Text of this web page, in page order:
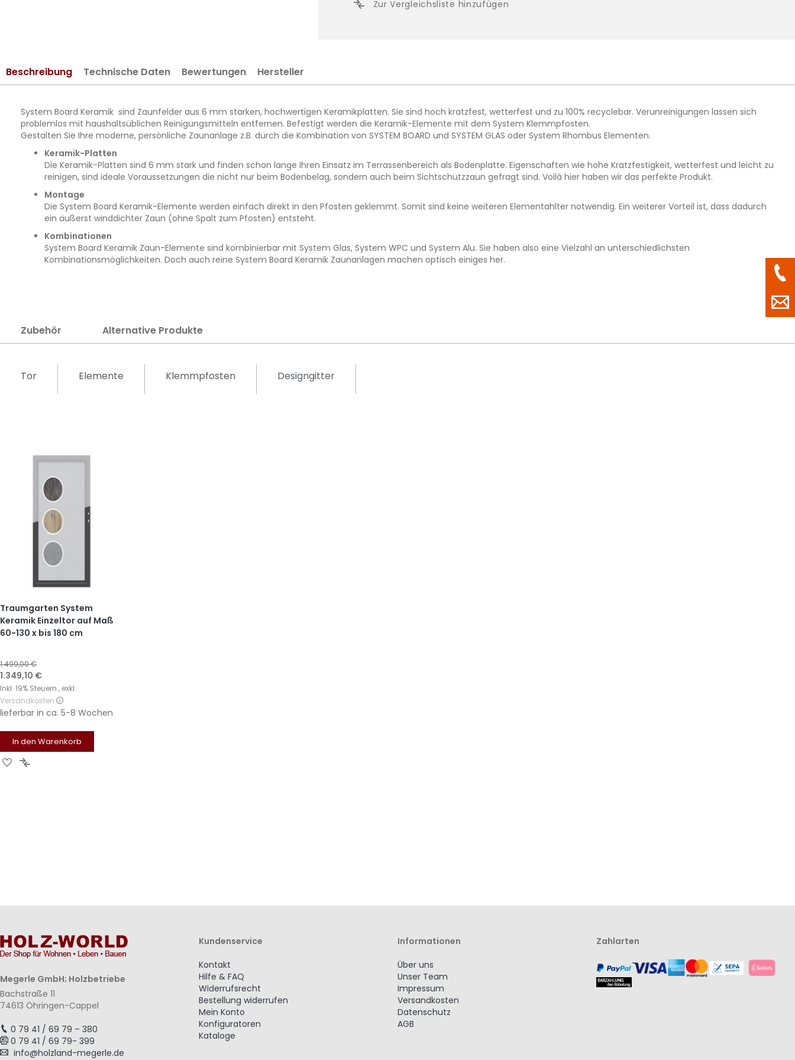
Zur Vergleichsliste hinzufügen
Beschreibung
System Board Keramik sind Zaunfelder aus 6 mm starken, hochwertigen Keramikplatten. Sie sind hoch kratzfest, wetterfest und zu 100% recyclebar. Verunreinigungen lassen sich
problemlos mit haushaltsüblichen Reinigungsmitteln entfernen. Befestigt werden die Keramik-Elemente mit dem System Klemmpfosten.
Gestalten Sie Ihre moderne, persönliche Zaunanlage z.B. durch die Kombination von SYSTEM BOARD und SYSTEM GLAS oder System Rhombus Elementen.
Keramik-Platten
Die Keramik-Platten sind 6 mm stark und finden schon lange Ihren Einsatz im Terrassenbereich als Bodenplatte. Eigenschaften wie hohe Kratzfestigkeit, wetterfest und leicht zu
reinigen, sind ideale Voraussetzungen die nicht nur beim Bodenbelag, sondern auch beim Sichtschutzzaun gefragt sind. Voilà hier haben wir das perfekte Produkt.
Montage
Die System Board Keramik-Elemente werden einfach direkt in den Pfosten geklemmt. Somit sind keine weiteren Elementahlter notwendig. Ein weiterer Vorteil ist, dass dadurch
ein äußerst winddichter Zaun (ohne Spalt zum Pfosten) entsteht.
Kombinationen
System Board Keramik Zaun-Elemente sind kombinierbar mit System Glas, System WPC und System Alu. Sie haben also eine Vielzahl an unterschiedlichsten
Kombinationsmöglichkeiten. Doch auch reine System Board Keramik Zaunanlagen machen optisch einiges her.
Technische Daten Bewertungen Hersteller
Zubehör
Tor
Traumgarten System
Keramik Einzeltor auf Maß
60-130 x bis 180 cm
1.499,00 €
Sonderangebot
1.349,10 €
Inkl. 19% Steuern , exkl.
Versandkosten
lieferbar in ca. 5-8 Wochen
In den Warenkorb
Zur Zur
Elemente Klemmpfosten Designgitter
Alternative Produkte
Megerle GmbH; Holzbetriebe
Bachstraße 11
74613 Öhringen-Cappel
0 79 41 / 69 79 – 380
0 79 41 / 69 79- 399
info@holzland-megerle.de
Kundenservice
Kontakt
Hilfe & FAQ
Widerrufsrecht
Bestellung widerrufen
Mein Konto
Konfiguratoren
Kataloge
Informationen
Über uns
Unser Team
Impressum
Versandkosten
Datenschutz
AGB
Zahlarten